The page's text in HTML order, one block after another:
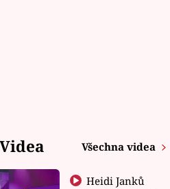
Všechna videa
Heidi Janků